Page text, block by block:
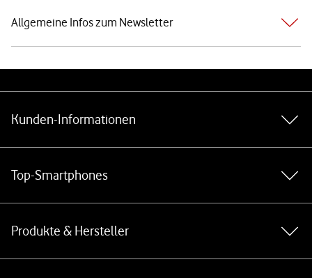
Allgemeine Infos zum Newsletter
Kunden-Informationen
Top-Smartphones
Produkte & Hersteller